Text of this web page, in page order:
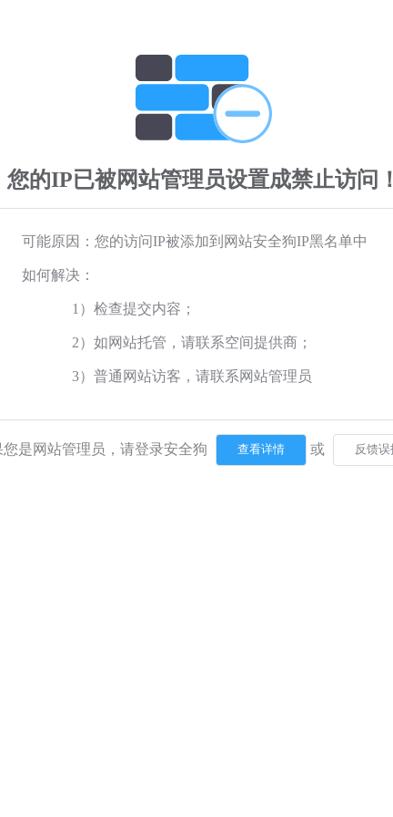
您的IP已被网站管理员设置成禁止访问！
可能原因：您的访问IP被添加到网站安全狗IP黑名单中
如何解决：
1）检查提交内容；
2）如网站托管，请联系空间提供商；
3）普通网站访客，请联系网站管理员
您是网站管理员，请登录安全狗 或